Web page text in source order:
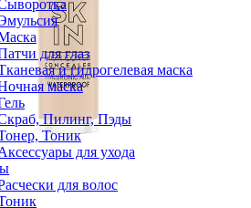
для глаз
и гидрогелевая маска
маска
Пилинг, Пэды
Тоник
для ухода
для волос